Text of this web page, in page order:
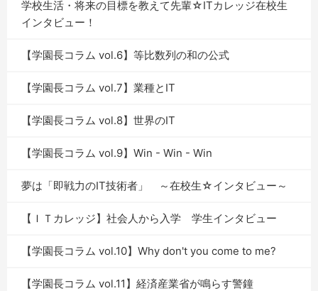
学校生活・将来の目標を教えて先輩☆ITカレッジ在校生
インタビュー！
【学園長コラム vol.6】等比数列の和の公式
【学園長コラム vol.7】業種とIT
【学園長コラム vol.8】世界のIT
【学園長コラム vol.9】Win - Win - Win
夢は「即戦力のIT技術者」 ～在校生☆インタビュー～
【ＩＴカレッジ】社会人から入学 学生インタビュー
【学園長コラム vol.10】Why don't you come to me?
【学園長コラム vol.11】経済産業省が鳴らす警鐘